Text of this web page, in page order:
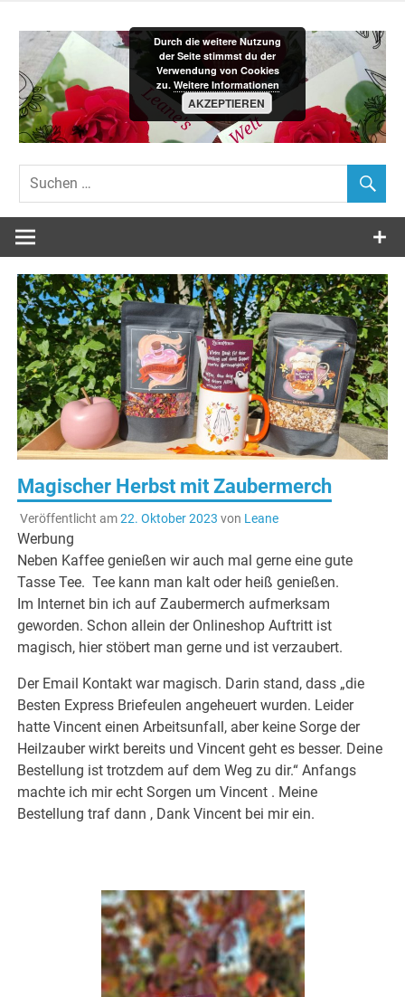
Inhalt
springen
Leane´s-
Welt
Magischer Herbst mit Zaubermerch
Veröffentlicht am22. Oktober 2023 von Leane
Werbung
Neben Kaffee genießen wir auch mal gerne eine gute
Tasse Tee. Tee kann man kalt oder heiß genießen.
Im Internet bin ich auf Zaubermerch aufmerksam
geworden. Schon allein der Onlineshop Auftritt ist
magisch, hier stöbert man gerne und ist verzaubert.
Der Email Kontakt war magisch. Darin stand, dass „die
Besten Express Briefeulen angeheuert wurden. Leider
hatte Vincent einen Arbeitsunfall, aber keine Sorge der
Heilzauber wirkt bereits und Vincent geht es besser. Deine
Bestellung ist trotzdem auf dem Weg zu dir.“ Anfangs
machte ich mir echt Sorgen um Vincent . Meine
Bestellung traf dann , Dank Vincent bei mir ein.
Durch die weitere Nutzung
der Seite stimmst du der
Verwendung von Cookies
zu. Weitere Informationen
AKZEPTIEREN